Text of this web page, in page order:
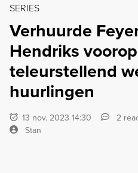
SERIES
Verhuurde
Hendriks
teleurstellend
huurlingen
13 nov. 2023 14:30
2
Stan